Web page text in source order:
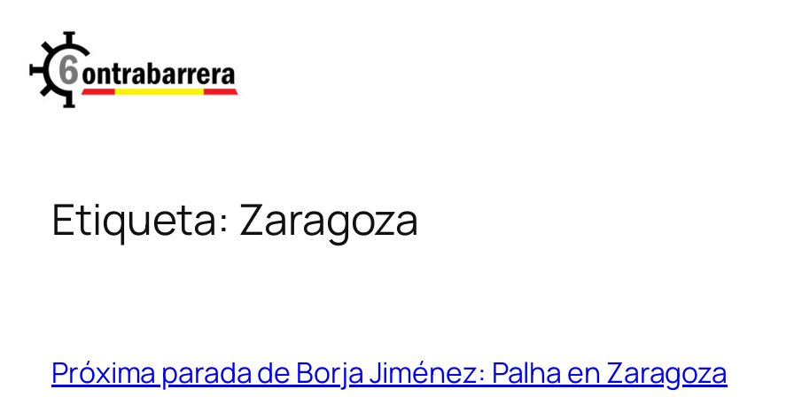
contenido
Etiqueta: Zaragoza
Próxima parada de Borja Jiménez: Palha en Zaragoza